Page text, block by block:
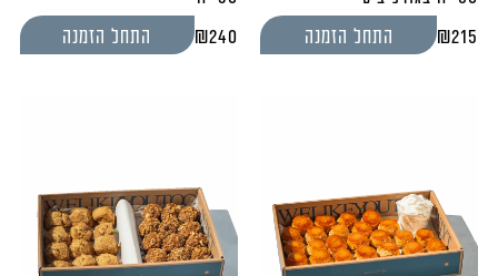
215
₪ התחל הזמנה
240
₪ התחל הזמנה